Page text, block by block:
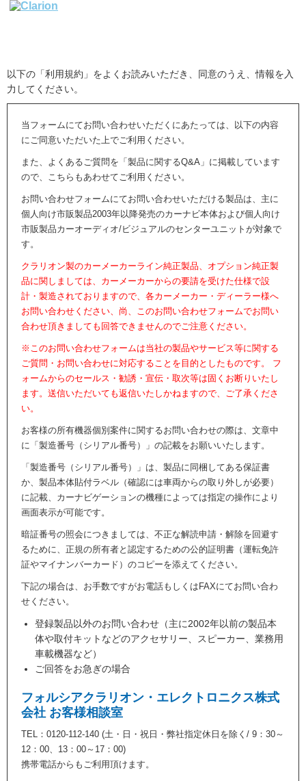
以下の「利用規約」をよくお読みいただき、同意のうえ、情報を入
力してください。
当フォームにてお問い合わせいただくにあたっては、以下の内容
にご同意いただいた上でご利用ください。
また、よくあるご質問を「製品に関するQ&A」に掲載しています
ので、こちらもあわせてご利用ください。
お問い合わせフォームにてお問い合わせいただける製品は、主に
個人向け市販製品2003年以降発売のカーナビ本体および個人向け
市販製品カーオーディオ/ビジュアルのセンターユニットが対象で
す。
クラリオン製のカーメーカーライン純正製品、オプション純正製
品に関しましては、カーメーカーからの要請を受けた仕様で設
計・製造されておりますので、各カーメーカー・ディーラー様へ
お問い合わせください、尚、このお問い合わせフォームでお問い
合わせ頂きましても回答できませんのでご注意ください。
※このお問い合わせフォームは当社の製品やサービス等に関する
ご質問・お問い合わせに対応することを目的としたものです。 フ
ォームからのセールス・勧誘・宣伝・取次等は固くお断りいたし
ます。送信いただいても返信いたしかねますので、ご了承くださ
い。
お客様の所有機器個別案件に関するお問い合わせの際は、文章中
に「製造番号（シリアル番号）」の記載をお願いいたします。
「製造番号（シリアル番号）」は、製品に同梱してある保証書
か、製品本体貼付ラベル（確認には車両からの取り外しが必要）
に記載、カーナビゲーションの機種によっては指定の操作により
画面表示が可能です。
暗証番号の照会につきましては、不正な解読申請・解除を回避す
るために、正規の所有者と認定するための公的証明書（運転免許
証やマイナンバーカード）のコピーを添えてください。
下記の場合は、お手数ですがお電話もしくはFAXにてお問い合わ
せください。
登録製品以外のお問い合わせ（主に2002年以前の製品本
体や取付キットなどのアクセサリー、スピーカー、業務用
車載機器など）
ご回答をお急ぎの場合
フォルシアクラリオン・エレクトロニクス株式
会社 お客様相談室
TEL：0120-112-140 (土・日・祝日・弊社指定休日を除く/ 9：30～
12：00、13：00～17：00)
携帯電話からもご利用頂けます。